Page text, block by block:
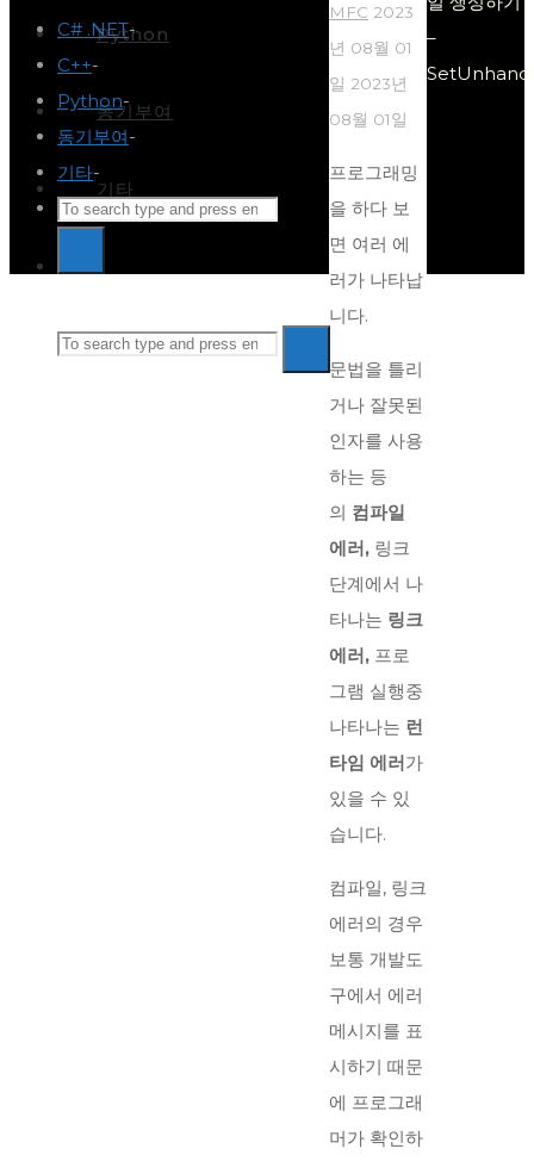
Python
동기부여
기타
Search
–
MFC 2023
년 08월 01
일 2023년
08월 01일
프로그래밍
을 하다 보
면 여러 에
러가 나타납
니다.
문법을 틀리
거나 잘못된
인자를 사용
하는 등
의 컴파일
에러, 링크
단계에서 나
타나는 링크
에러, 프로
그램 실행중
나타나는 런
타임 에러 가
있을 수 있
습니다.
컴파일, 링크
에러의 경우
보통 개발도
구에서 에러
메시지를 표
시하기 때문
에 프로그래
머가 확인하
C# .NET-
C++-
Python-
동기부여-
기타-
Search